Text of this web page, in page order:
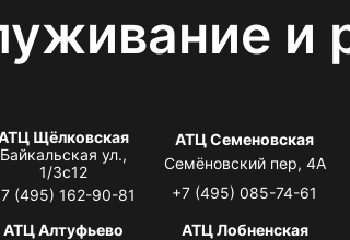
и
Щёлковская
Байкальская ул.,
1/3с12
(495) 162-90-81
АТЦ Семеновская
Семёновский пер, 4А
+7 (495) 085-74-61
АТЦ Алтуфьево
АТЦ Лобненская